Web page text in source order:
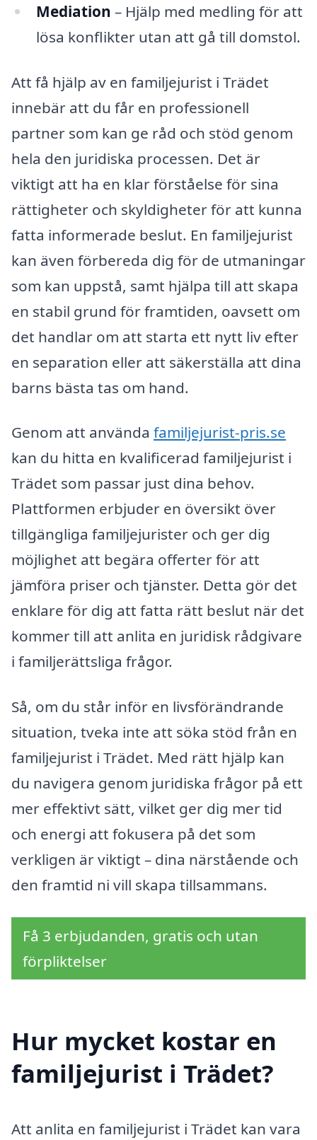
Mediation – Hjälp med medling för att
lösa konflikter utan att gå till domstol.
Att få hjälp av en familjejurist i Trädet
innebär att du får en professionell
partner som kan ge råd och stöd genom
hela den juridiska processen. Det är
viktigt att ha en klar förståelse för sina
rättigheter och skyldigheter för att kunna
fatta informerade beslut. En familjejurist
kan även förbereda dig för de utmaningar
som kan uppstå, samt hjälpa till att skapa
en stabil grund för framtiden, oavsett om
det handlar om att starta ett nytt liv efter
en separation eller att säkerställa att dina
barns bästa tas om hand.
Genom att använda familjejurist-pris.se
kan du hitta en kvalificerad familjejurist i
Trädet som passar just dina behov.
Plattformen erbjuder en översikt över
tillgängliga familjejurister och ger dig
möjlighet att begära offerter för att
jämföra priser och tjänster. Detta gör det
enklare för dig att fatta rätt beslut när det
kommer till att anlita en juridisk rådgivare
i familjerättsliga frågor.
Så, om du står inför en livsförändrande
situation, tveka inte att söka stöd från en
familjejurist i Trädet. Med rätt hjälp kan
du navigera genom juridiska frågor på ett
mer effektivt sätt, vilket ger dig mer tid
och energi att fokusera på det som
verkligen är viktigt – dina närstående och
den framtid ni vill skapa tillsammans.
Få 3 erbjudanden, gratis och utan
förpliktelser
Hur mycket kostar en
familjejurist i Trädet?
Att anlita en familjejurist i Trädet kan vara